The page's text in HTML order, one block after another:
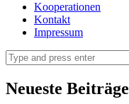
VERREISEN
BULLI
VERREISEN
Kooperationen
Kontakt
Impressum
Search
Neueste Beiträge